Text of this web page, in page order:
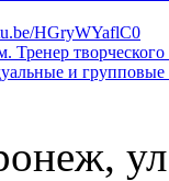
и групповые